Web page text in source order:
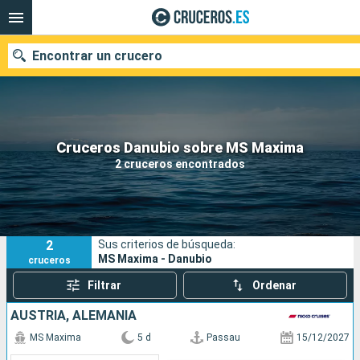
Cruceros Danubio sobre MS Maxima
2 cruceros encontrados
Encontrar un crucero
Nuestros destinos
Fecha de salida
Puertos Compañías
Buscar
2
cruceros
Sus criterios de búsqueda:
MS Maxima - Danubio
Filtrar Ordenar
AUSTRIA, ALEMANIA
MS Maxima 5 d Passau 15/12/2027